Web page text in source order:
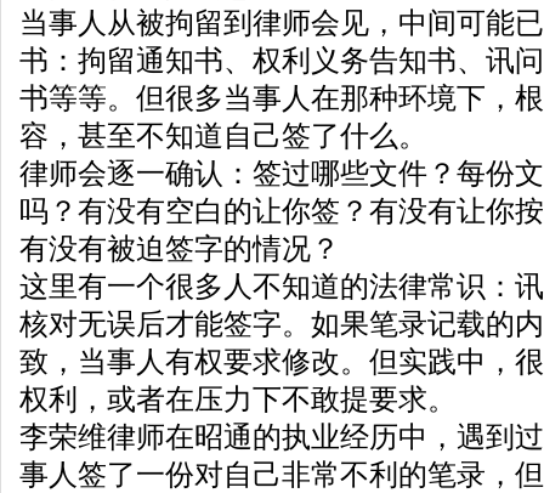
当事人从被拘留到律师会见，中间可能
书：拘留通知书、权利义务告知书、讯
书等等。但很多当事人在那种环境下，
容，甚至不知道自己签了什么。
律师会逐一确认：签过哪些文件？每份
吗？有没有空白的让你签？有没有让你
有没有被迫签字的情况？
这里有一个很多人不知道的法律常识：
核对无误后才能签字。如果笔录记载的
致，当事人有权要求修改。但实践中，
权利，或者在压力下不敢提要求。
李荣维律师在昭通的执业经历中，遇到
事人签了一份对自己非常不利的笔录，